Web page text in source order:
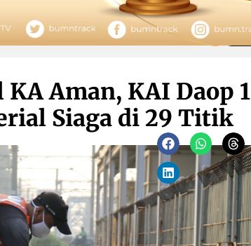
Aman, KAI Daop 1
Siaga di 29 Titik